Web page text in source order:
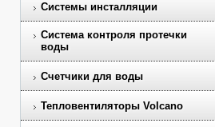
Системы инсталляции
Система контроля протечки
воды
Счетчики для воды
Тепловентиляторы Volcano